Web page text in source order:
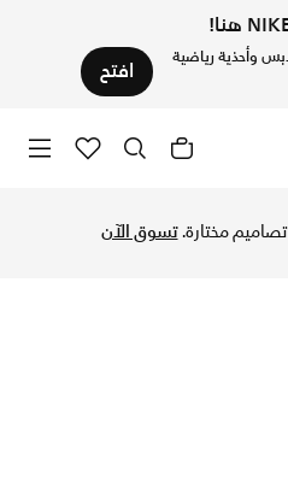
وأحذية رياضية افتح
تسوق الآن